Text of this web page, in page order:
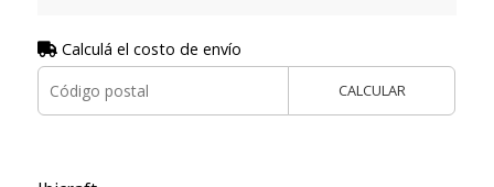
Calculá el costo de envío
CALCULAR